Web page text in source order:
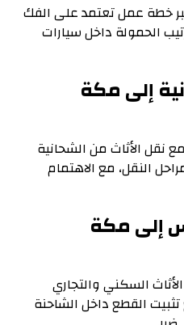
خطة عمل تعتمد على الفك
الحمولة داخل سيارات
إلى مكة
نقل الأثاث من الشحانية
النقل، مع الاهتمام
إلى مكة
السكني والتجاري
القطع داخل الشاحنة